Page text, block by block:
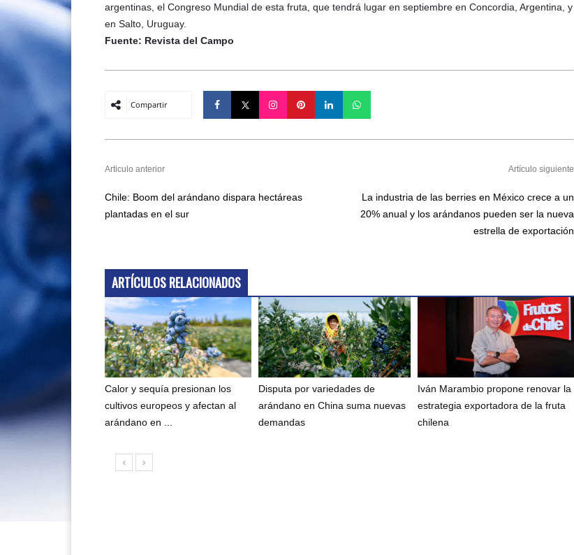
argentinas, el Congreso Mundial de esta fruta, que tendrá lugar en septiembre en Concordia, Argentina, y
en Salto, Uruguay.
Fuente: Revista del Campo
Compartir
Articulo anterior
Chile: Boom del arándano dispara hectáreas
plantadas en el sur
Artículo siguiente
La industria de las berries en México crece a un
20% anual y los arándanos pueden ser la nueva
estrella de exportación​
ARTÍCULOS RELACIONADOS
Calor y sequía presionan los
cultivos europeos y afectan al
arándano en ...
Disputa por variedades de
arándano en China suma nuevas
demandas
Iván Marambio propone renovar la
estrategia exportadora de la fruta
chilena